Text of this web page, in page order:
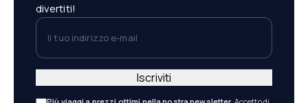
divertiti!
Il tuo indirizzo e-mail
Iscriviti